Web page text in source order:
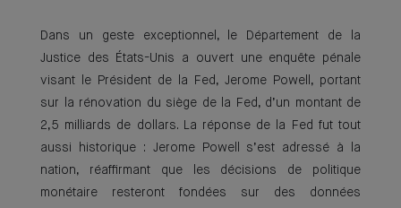
Dans un geste exceptionnel, le Département de la
Justice des États-Unis a ouvert une enquête pénale
visant le Président de la Fed, Jerome Powell, portant
sur la rénovation du siège de la Fed, d’un montant de
2,5 milliards de dollars. La réponse de la Fed fut tout
aussi historique : Jerome Powell s’est adressé à la
nation, réaffirmant que les décisions de politique
monétaire resteront fondées sur des données